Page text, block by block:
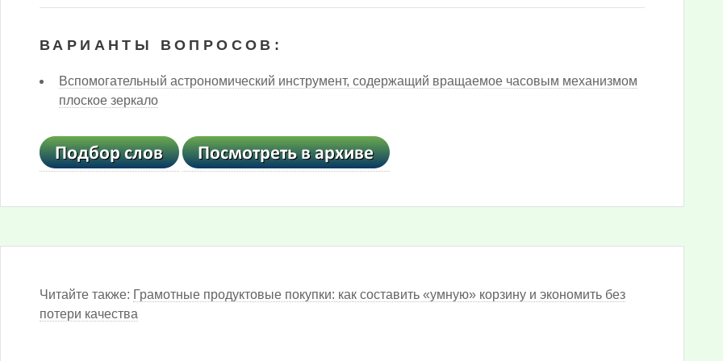
ВАРИАНТЫ ВОПРОСОВ:
Вспомогательный астрономический инструмент, содержащий вращаемое часовым механизмом
плоское зеркало
Читайте также: Грамотные продуктовые покупки: как составить «умную» корзину и экономить без
потери качества